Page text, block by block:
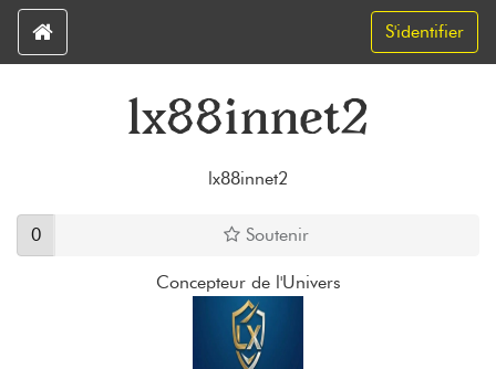
S'identifier
lx88innet2
lx88innet2
0 Soutenir
Concepteur de l'Univers